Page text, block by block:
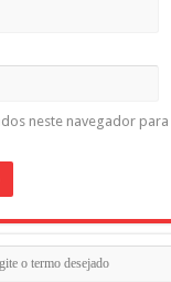
neste navegador